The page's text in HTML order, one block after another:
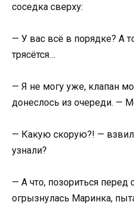
соседка сверху:
— У вас всё в порядке? А
трясётся…
— Я не могу уже, клапан
донеслось из очереди. —
— Какую скорую?! —
узнали?
— А что, позориться
огрызнулась Маринка,